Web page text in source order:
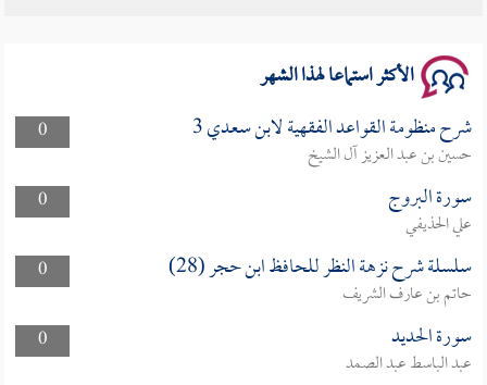
الأكثر استماعا لهذا الشهر
0 شرح منظومة القواعد الفقهية لابن سعدي 3
حسين بن عبد العزيز آل الشيخ
0
سورة البروج
علي الحذيفي
0
سلسلة شرح نزهة النظر للحافظ ابن حجر (28)
حاتم بن عارف الشريف
0
سورة الحديد
عبد الباسط عبد الصمد